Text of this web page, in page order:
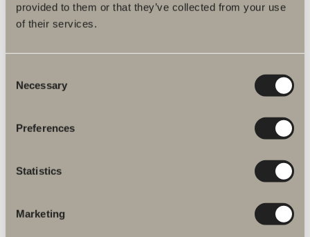
provided to them or that they’ve collected from your use
of their services.
Selection
Necessary
Preferences
Statistics
Marketing